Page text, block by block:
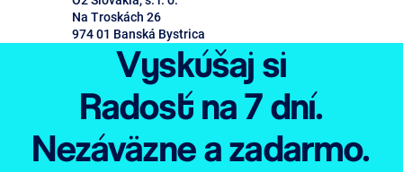
Na Troskách 26
974 01 Banská Bystrica
Vyskúšaj si
Radosťna 7 dní.
Nezáväznea zadarmo.